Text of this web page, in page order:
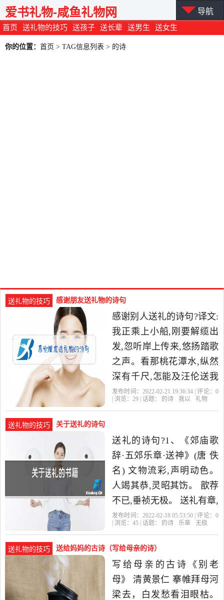
首页 送礼物的技巧 送孩子 送长辈 送男生 送女生
爱书礼物-咸鱼礼物网 导航
你的位置： 首页 > TAG信息列表 > 的诗
送礼物的技巧 感谢朋友送礼物的诗句
感谢别人送礼的诗句?译文:
我正乘上小船,刚要解缆出
发,忽听岸上传来,悠扬踏歌
之声。看那桃花潭水,纵然
深有千尺,怎能及汪伦送我
之情。4、《赠刘景文》苏
发布时间：2022-02-21 19:36:34 | 评论： 0
| 浏览： 29 | 话题： 的诗 我以 礼物
送礼物的技巧 关于送礼的诗句
送礼的诗句?1、《郊庙歌
辞·五郊乐章·送神》(唐 佚
名) 文物流彩,声明动色。
人竭其恭,灵昭其饬。 歆荐
不已,垂祯无极。 送礼有章,
惟神还轼。 2、《丰陵行》
发布时间：2022-02-18 05:53:50 | 评论： 0
| 浏览： 45 | 话题： 的诗 乐章 无极
送礼物的技巧 送给妈妈的古诗（写给母亲的诗）
写给母亲的古诗《别老
母》 清黄景仁 搴帷拜母河
梁去，白发愁看泪眼枯。